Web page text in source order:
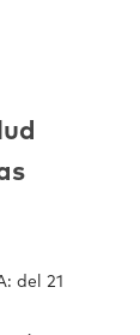
del 21